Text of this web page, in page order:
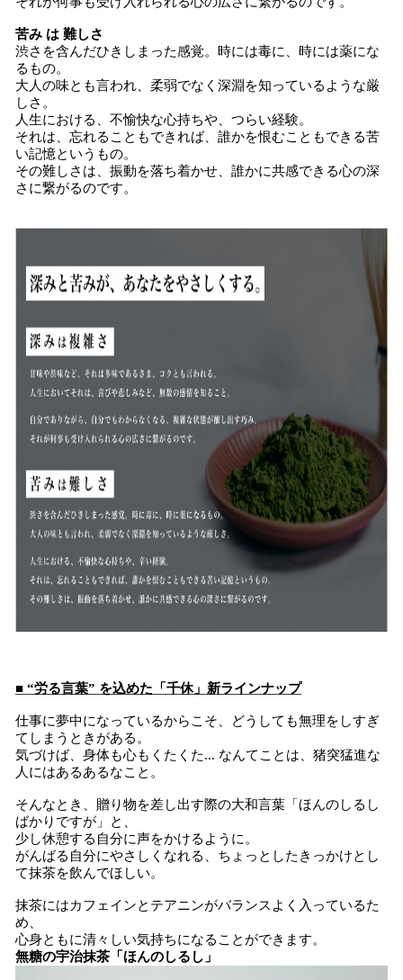
苦み は 難しさ
渋さを含んだひきしまった感覚。時には毒に、時には薬にな
るもの。
大人の味とも言われ、柔弱でなく深淵を知っているような厳
しさ。
人生における、不愉快な心持ちや、つらい経験。
それは、忘れることもできれば、誰かを恨むこともできる苦
い記憶というもの。
その難しさは、振動を落ち着かせ、誰かに共感できる心の深
さに繋がるのです。
■ “労る言葉” を込めた「千休」新ラインナップ
仕事に夢中になっているからこそ、どうしても無理をしすぎ
てしまうときがある。
気づけば、身体も心もくたくた... なんてことは、猪突猛進な
人にはあるあるなこと。
そんなとき、贈り物を差し出す際の大和言葉「ほんのしるし
ばかりですが」と、
少し休憩する自分に声をかけるように。
がんばる自分にやさしくなれる、ちょっとしたきっかけとし
て抹茶を飲んでほしい。
抹茶にはカフェインとテアニンがバランスよく入っているた
め、
心身ともに清々しい気持ちになることができます。
無糖の宇治抹茶「ほんのしるし」